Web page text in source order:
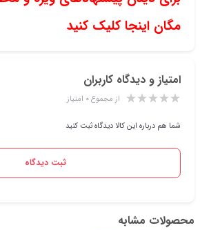
مگان اینجا کلیک کنید
امتیاز و دیدگاه کاربران
از مجموع ۰ امتیاز
شما هم درباره این کالا دیدگاه ثبت کنید
ثبت دیدگاه
محصولات مشابه